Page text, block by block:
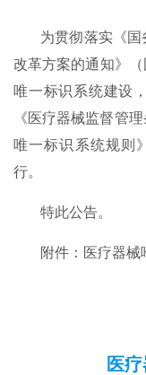
为贯彻落实《
改革方案的通知》
唯一标识系统建设
《医疗器械监督管
唯一标识系统规则
行。
特此公告。
附件：医疗器械
医